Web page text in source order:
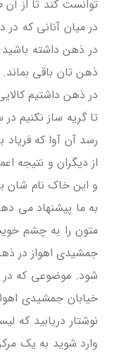
توانست کند تا از
در میان آنانی که
در ذهن داشته باشید
ذهن تان باقی
در ذهن داشتیم
تا گریه ساز نکنیم
رسد آن آوا که
از دیگران و نتیجه
و این خاک نام شان
به ما پیشنهاد می
متون را به چشم
جمشیدی اهواز در
شود. موضوعی که در
خیابان جمشیدی
نوشتار دریابید
وارد شوید به یک مرکز